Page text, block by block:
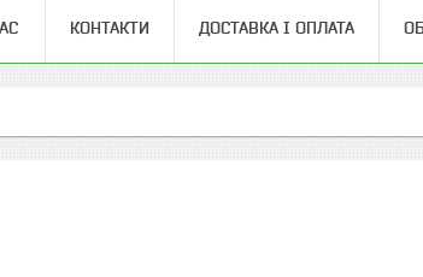
КОНТАКТИ ДОСТАВКА І ОПЛАТА